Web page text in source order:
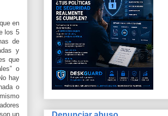
en
los 5
de
y
que
o
hay
o
un